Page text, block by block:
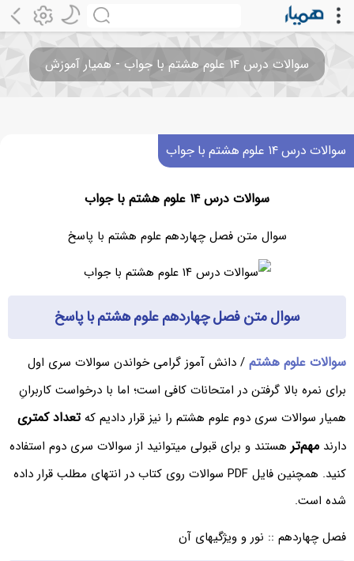
سوالات درس ۱۴ علوم هشتم با جواب - همیار آموزش
سوالات درس ۱۴ علوم هشتم با جواب
سوالات درس ۱۴ علوم هشتم با جواب
سوال متن فصل چهاردهم علوم هشتم با پاسخ
سوال متن فصل چهاردهم علوم هشتم با پاسخ
سوالات علوم هشتم / دانش آموز گرامی خواندن سوالات سری اول
برای نمره بالا گرفتن در امتحانات کافی است؛ اما با درخواست کاربرانِ
همیار سوالات سری دوم علوم هشتم را نیز قرار دادیم کهتعداد کمتری
دارند مهم‌تر هستند و برای قبولی میتوانید از سوالات سری دوم استفاده
کنید. همچنین فایل PDF سوالات روی کتاب در انتهای مطلب قرار داده
شده است.
فصل چهاردهم :: نور و ویژگیهای آن